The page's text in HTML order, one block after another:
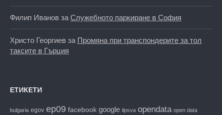
Филип Иванов за Служебното паркиране в София
Христо Георгиев за Промяна при транспондерите за тол
таксите в Гърция
ЕТИКЕТИ
bulgaria egov ep09 facebook google lipsva opendata open data